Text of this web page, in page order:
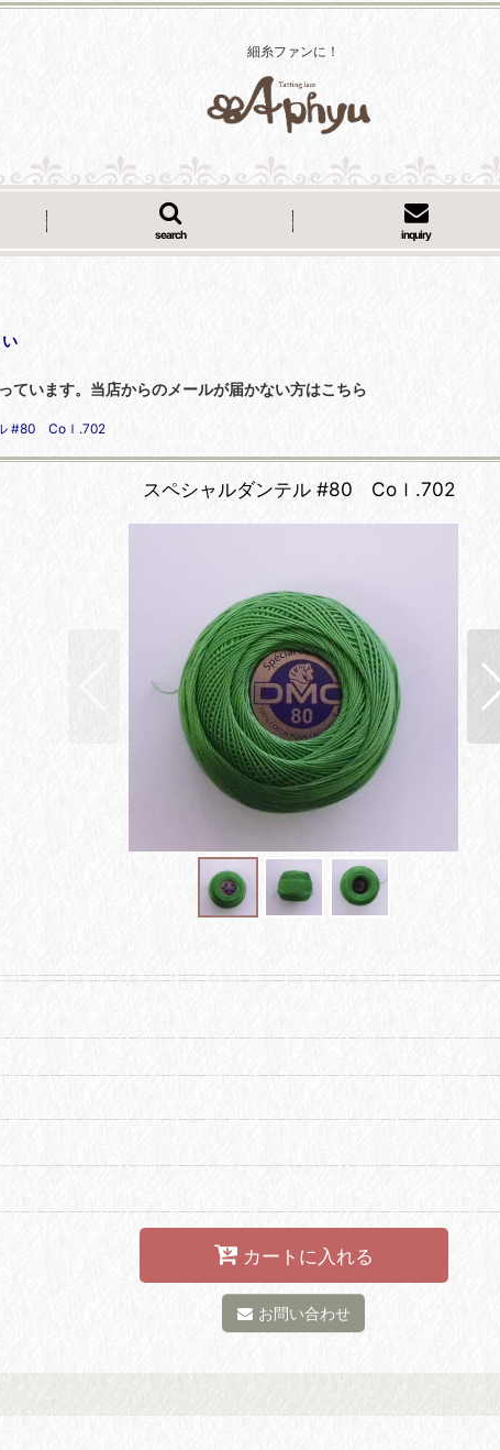
細糸ファンに！
search inquiry
ます。当店からのメールが届かない方はこちら
#80 Coｌ.702
スペシャルダンテル #80 Coｌ.702
カートに入れる
お問い合わせ